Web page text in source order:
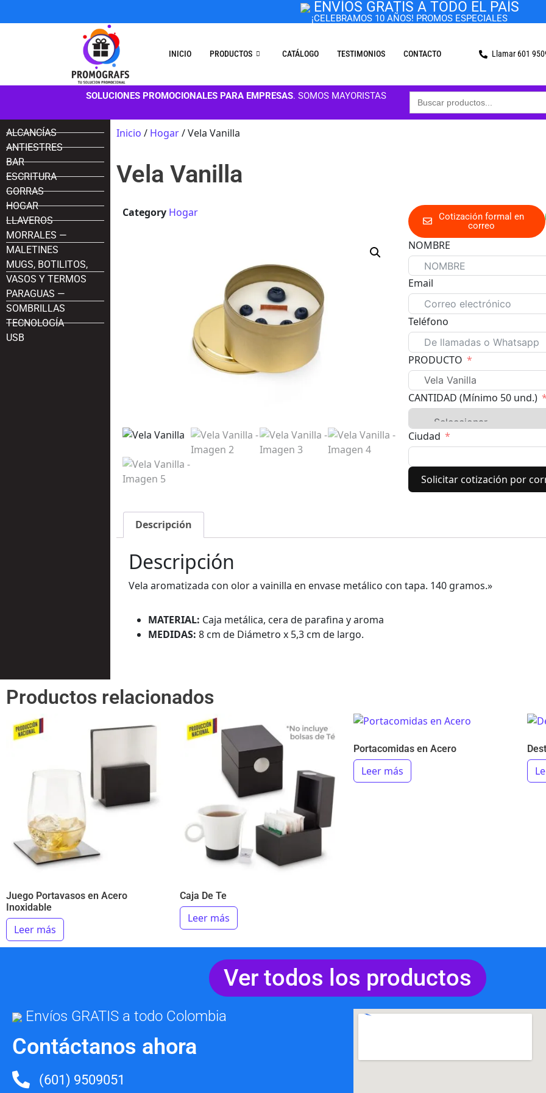
ENVÍOS GRATIS A TODO EL PAÍS
¡CELEBRAMOS 10 AÑOS! PROMOS ESPECIALES
INICIO PRODUCTOS CATÁLOGO TESTIMONIOS CONTACTO Llamar 601
SOLUCIONES PROMOCIONALES PARA EMPRESAS. SOMOS MAYORISTAS Buscar:
ALCANCÍAS
ANTIESTRES
BAR
ESCRITURA
GORRAS
HOGAR
LLAVEROS
MORRALES —
MALETINES
MUGS, BOTILITOS,
VASOS Y TERMOS
PARAGUAS —
SOMBRILLAS
TECNOLOGÍA
USB
Inicio / Hogar/ Vela Vanilla
Vela Vanilla
Category Hogar
Cotización formal en
correo
NOMBRE
Email
Teléfono
PRODUCTO
CANTIDAD (Mínimo 50 und.)
Ciudad
Solicitar cotización por
Descripción
Descripción
Vela aromatizada con olor a vainilla en envase metálico con tapa. 140 gramos.»
MATERIAL: Caja metálica, cera de parafina y aroma
MEDIDAS: 8 cm de Diámetro x 5,3 cm de largo.
Productos relacionados
Juego Portavasos en Acero
Inoxidable
Leer más
Caja De Te
Leer más
Portacomidas en Acero
Leer más
Ver todos los productos
Envíos GRATIS a todo Colombia
Contáctanos ahora
(601) 9509051